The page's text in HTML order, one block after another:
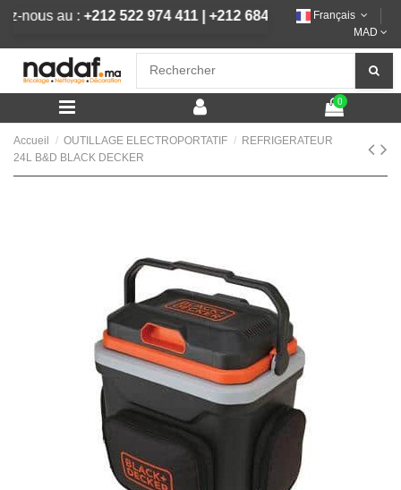
nous au :+212 522 974 411|+212 684 292 444
Français
MAD
0
Accueil OUTILLAGE ELECTROPORTATIF
REFRIGERATEUR
24L B&D BLACK DECKER